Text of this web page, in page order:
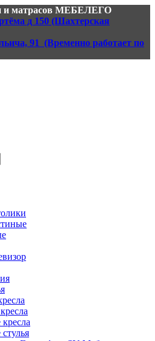
и матрасов МЕБЕЛЕГО
д 150 (Шахтерская
91 (Временно работает по